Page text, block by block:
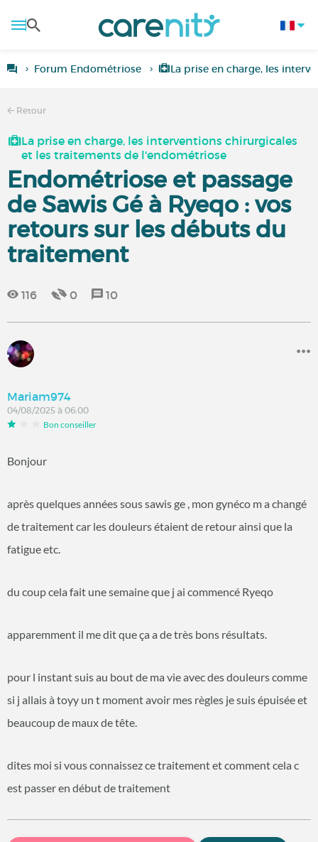
Forum Endométriose La prise en charge, les
Retour
La prise en charge, les interventions chirurgicales
et les traitements de l'endométriose
Endométriose et passage
de Sawis Gé à Ryeqo : vos
retours sur les débuts du
traitement
116 0 10
Mariam974
04/08/2025 à 06:00
Bon conseiller
Bonjour
après quelques années sous sawis ge , mon gynéco m a changé
de traitement car les douleurs étaient de retour ainsi que la
fatigue etc.
du coup cela fait une semaine que j ai commencé Ryeqo
apparemment il me dit que ça a de très bons résultats.
pour l instant suis au bout de ma vie avec des douleurs comme
si j allais à toyy un t moment avoir mes règles je suis épuisée et
beaucoup de maux de tête.
dites moi si vous connaissez ce traitement et comment cela c
est passer en début de traitement